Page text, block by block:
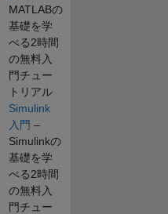
MATLABの
基礎を学
べる2時間
の無料入
門チュー
トリアル
Simulink
入門 –
Simulinkの
基礎を学
べる2時間
の無料入
門チュー